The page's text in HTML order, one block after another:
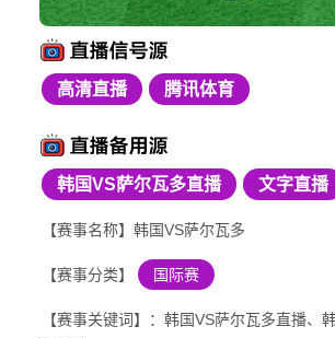
高清直播 腾讯体育
韩国VS萨尔瓦多直播 文字直播
【赛事名称】韩国VS萨尔瓦多
【赛事分类】 国际赛
【赛事关键词】：韩国VS萨尔瓦多直播、